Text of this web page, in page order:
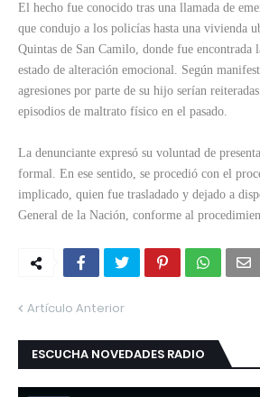
El hecho fue conocido tras una llamada de
que condujo a los policías hasta una vivienda
Quintas de San Camilo, donde fue encontrada
estado de alteración emocional. Según
agresiones por parte de su hijo serían
episodios de maltrato físico en el pasado.
La denunciante expresó su voluntad de
formal. En ese sentido, se procedió con el
implicado, quien fue trasladado y dejado a
General de la Nación, conforme al
Artículo Anterior
ESCUCHA NOVEDADES RADIO